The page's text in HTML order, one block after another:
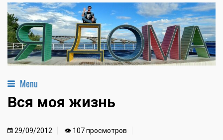
Menu
Вся моя жизнь
29/09/2012 👁 107 просмотров